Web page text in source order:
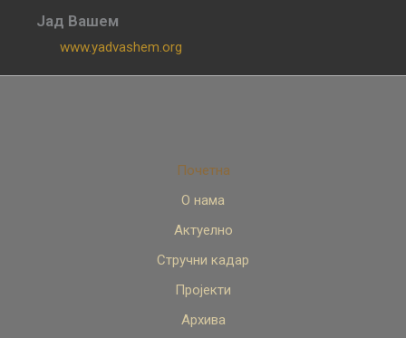
Јад Вашем
www.yadvashem.org
Почетна
О нама
Актуелно
Стручни кадар
Пројекти
Архива